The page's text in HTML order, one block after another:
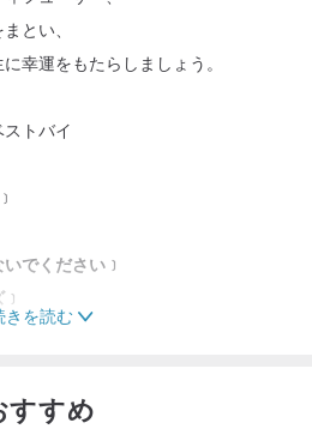
とい、
幸運をもたらしましょう。
トバイ
でください﹞
きを読む
すすめ